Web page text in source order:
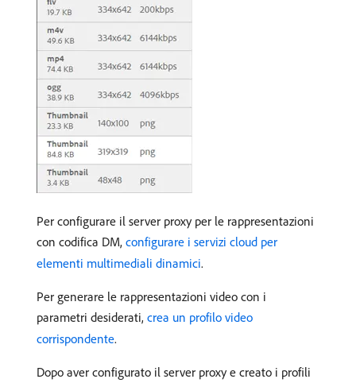
Per configurare il server proxy per le rappresentazioni
con codifica DM, configurare i servizi cloud per
elementi multimediali dinamici.
Per generare le rappresentazioni video con i
parametri desiderati, crea un profilo video
corrispondente.
Dopo aver configurato il server proxy e creato i profili